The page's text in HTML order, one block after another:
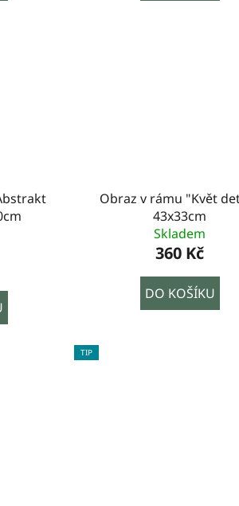
Obraz v rámu "Květ
43x33cm
Skladem
360 Kč
DO KOŠÍKU
TIP